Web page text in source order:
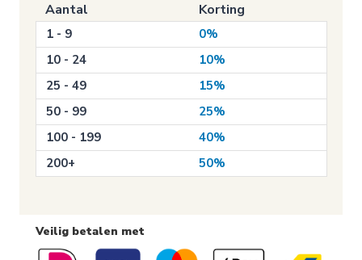
(E002)
aantal
Aantal Korting
1 - 9
0%
10 - 24
10%
25 - 49
15%
50 - 99
25%
100 - 199
40%
200+
50%
Veilig betalen met